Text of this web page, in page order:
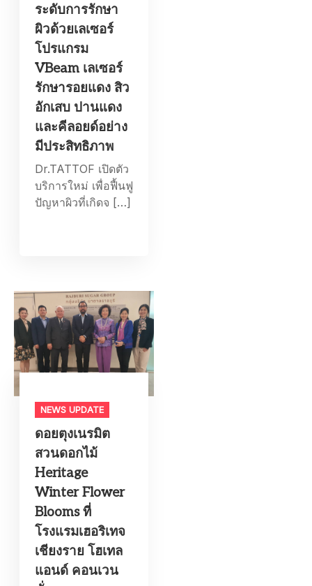
ระดับการรักษา
ผิวด้วยเลเซอร์
โปรแกรม
VBeam เลเซอร์
รักษารอยแดง สิว
อักเสบ ปานแดง
และคีลอยด์อย่าง
มีประสิทธิภาพ
Dr.TATTOF เปิดตัว
บริการใหม่ เพื่อฟื้นฟู
ปัญหาผิวที่เกิดจ […]
NEWS UPDATE
ดอยตุงเนรมิต
สวนดอกไม้
Heritage
Winter Flower
Blooms ที่
โรงแรมเฮอริเทจ
เชียงราย โฮเทล
แอนด์ คอนเวน